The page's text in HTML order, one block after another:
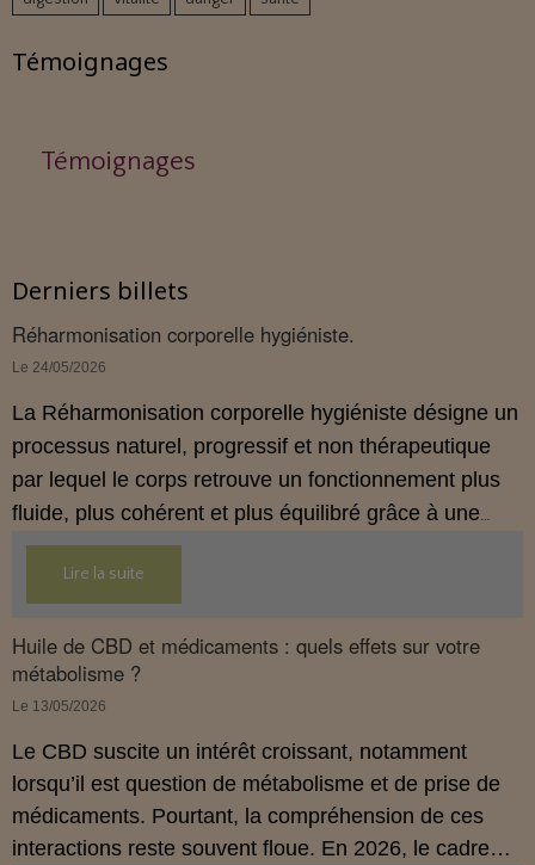
Témoignages
Témoignages
Derniers billets
Réharmonisation corporelle hygiéniste.
Le 24/05/2026
La Réharmonisation corporelle hygiéniste désigne un
processus naturel, progressif et non thérapeutique
par lequel le corps retrouve un fonctionnement plus
fluide, plus cohérent et plus équilibré grâce à une
hygiène de vie adaptée.
Lire la suite
Huile de CBD et médicaments : quels effets sur votre
métabolisme ?
Le 13/05/2026
Le CBD suscite un intérêt croissant, notamment
lorsqu’il est question de métabolisme et de prise de
médicaments. Pourtant, la compréhension de ces
interactions reste souvent floue. En 2026, le cadre